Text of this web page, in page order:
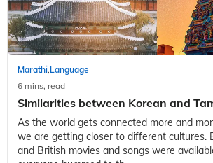
Marathi, Language
6 mins, read
Similarities between Korean and
As the world gets connected more and
we are getting closer to different cultures.
and British movies and songs were